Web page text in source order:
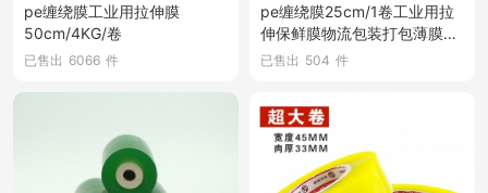
pe缠绕膜工业用拉伸膜
50cm/4KG/卷
已售出 6066 件
pe缠绕膜25cm/1卷工业用拉
伸保鲜膜物流包装打包薄膜大
卷商用膜
已售出 504 件